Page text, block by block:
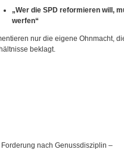
„Wer die SPD reformieren will,
werfen“
nur die eigene Ohnmacht,
beklagt.
Forderung nach Genussdisziplin –